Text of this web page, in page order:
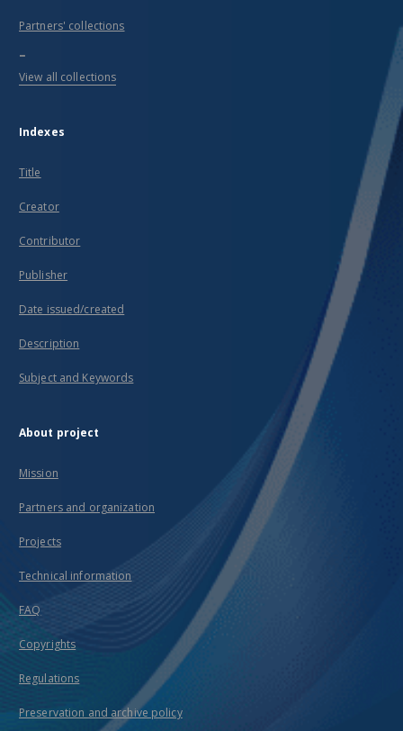
Partners' collections
...
View all collections
Indexes
Title
Creator
Contributor
Publisher
Date issued/created
Description
Subject and Keywords
About project
Mission
Partners and organization
Projects
Technical information
FAQ
Copyrights
Regulations
Preservation and archive policy